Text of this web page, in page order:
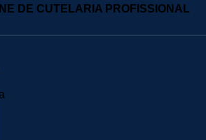
DE CUTELARIA PROFISSIONAL